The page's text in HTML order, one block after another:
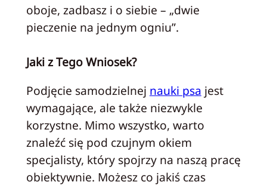
oboje, zadbasz i o siebie – „dwie
pieczenie na jednym ogniu”.
Jaki z Tego Wniosek?
Podjęcie samodzielnej nauki psa jest
wymagające, ale także niezwykle
korzystne. Mimo wszystko, warto
znaleźć się pod czujnym okiem
specjalisty, który spojrzy na naszą pracę
obiektywnie. Możesz co jakiś czas